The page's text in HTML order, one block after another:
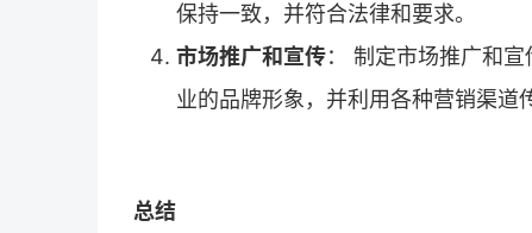
保持一致，并符合法律和要求。
市场推广和宣传： 制定市场推广和
业的品牌形象，并利用各种营销渠道
总结